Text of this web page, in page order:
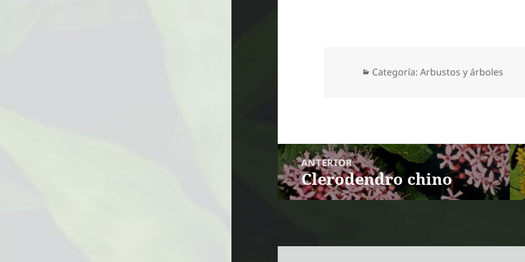
Categorías
Categoría: Arbustos y árboles
Navegación
de
entradas
ANTERIOR
Entrada anterior:
Clerodendro chino